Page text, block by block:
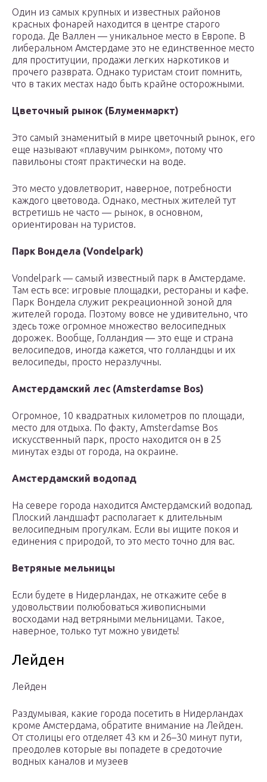
Один из самых крупных и известных районов
красных фонарей находится в центре старого
города. Де Валлен — уникальное место в Европе. В
либеральном Амстердаме это не единственное место
для проституции, продажи легких наркотиков и
прочего разврата. Однако туристам стоит помнить,
что в таких местах надо быть крайне осторожными.
Цветочный рынок (Блуменмаркт)
Это самый знаменитый в мире цветочный рынок, его
еще называют «плавучим рынком», потому что
павильоны стоят практически на воде.
Это место удовлетворит, наверное, потребности
каждого цветовода. Однако, местных жителей тут
встретишь не часто — рынок, в основном,
ориентирован на туристов.
Парк Вондела (Vondelpark)
Vondelpark — самый известный парк в Амстердаме.
Там есть все: игровые площадки, рестораны и кафе.
Парк Вондела служит рекреационной зоной для
жителей города. Поэтому вовсе не удивительно, что
здесь тоже огромное множество велосипедных
дорожек. Вообще, Голландия — это еще и страна
велосипедов, иногда кажется, что голландцы и их
велосипеды, просто неразлучны.
Амстердамский лес (Amsterdamse Bos)
Огромное, 10 квадратных километров по площади,
место для отдыха. По факту, Amsterdamse Bos
искусственный парк, просто находится он в 25
минутах езды от города, на окраине.
Амстердамский водопад
На севере города находится Амстердамский водопад.
Плоский ландшафт располагает к длительным
велосипедным прогулкам. Если вы ищите покоя и
единения с природой, то это место точно для вас.
Ветряные мельницы
Если будете в Нидерландах, не откажите себе в
удовольствии полюбоваться живописными
восходами над ветряными мельницами. Такое,
наверное, только тут можно увидеть!
Лейден
Лейден
Раздумывая, какие города посетить в Нидерландах
кроме Амстердама, обратите внимание на Лейден.
От столицы его отделяет 43 км и 26–30 минут пути,
преодолев которые вы попадете в средоточие
водных каналов и музеев